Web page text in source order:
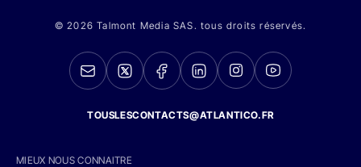
© 2026 Talmont Media SAS. tous droits réservés.
TOUSLESCONTACTS@ATLANTICO.FR
MIEUX NOUS CONNAITRE